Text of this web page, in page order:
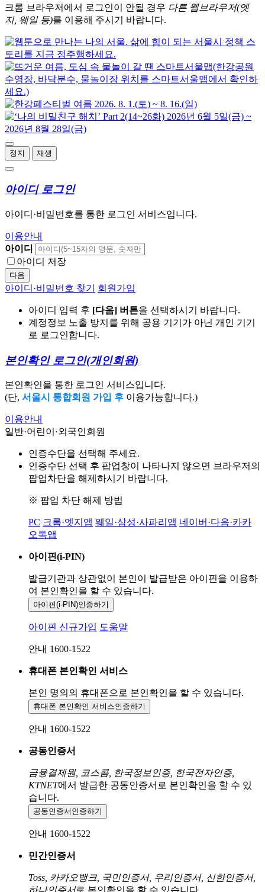
크롬 브라우저에서 로그인이 안될 경우 다른 웹브라우저(엣
지, 웨일 등)를 이용해 주시기 바랍니다.
정지 재생
아이디 로그인
아이디·비밀번호를 통한 로그인 서비스입니다.
이용안내
아이디
아이디 저장
다음
아이디·비밀번호 찾기 회원가입
아이디 입력 후 [다음] 버튼을 선택하시기 바랍니다.
계정정보 노출 방지를 위해 공용 기기가 아닌 개인 기기
로 로그인합니다.
본인확인 로그인(개인회원)
본인확인을 통한 로그인 서비스입니다.
(단, 서울시 통합회원 가입 후 이용가능합니다.)
이용안내
일반·어린이·외국인회원
인증수단을 선택해 주세요.
인증수단 선택 후 팝업창이 나타나지 않으면 브라우저의
팝업차단을 해제하시기 바랍니다.
※ 팝업 차단 해제 방법
PC 크롬·엣지앱 웨일·삼성·사파리앱 네이버·다음·카카
오톡앱
아이핀(i-PIN)
발급기관과 상관없이 본인이 발급받은 아이핀을 이용하
여 본인확인을 할 수 있습니다.
아이핀(i-PIN)인증하기
아이핀 신규가입 도움말
안내 1600-1522
휴대폰 본인확인 서비스
본인 명의의 휴대폰으로 본인확인을 할 수 있습니다.
휴대폰 본인확인 서비스인증하기
안내 1600-1522
공동인증서
금융결제원, 코스콤, 한국정보인증, 한국전자인증,
KTNET에서 발급한 공동인증서로 본인확인을 할 수 있
습니다.
공동인증서 인증하기
안내 1600-1522
민간인증서
Toss, 카카오뱅크, 국민인증서, 우리인증서, 신한인증서,